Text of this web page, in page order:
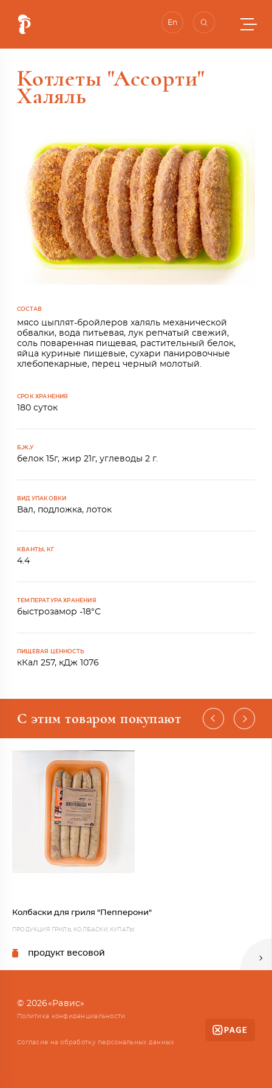
En
Котлеты "Ассорти"
Халяль
СОСТАВ
мясо цыплят-бройлеров халяль механической
обвалки, вода питьевая, лук репчатый свежий,
соль поваренная пищевая, растительный белок,
яйца куриные пищевые, сухари панировочные
хлебопекарные, перец черный молотый.
СРОК ХРАНЕНИЯ
180 суток
Б,Ж,У
белок 15г, жир 21г, углеводы 2 г.
ВИД УПАКОВКИ
Вал, подложка, лоток
КВАНТЫ, КГ
4.4
ТЕМПЕРАТУРА ХРАНЕНИЯ
быстрозамор -18°С
ПИЩЕВАЯ ЦЕННОСТЬ
кКал 257, кДж 1076
С этим товаром покупают
Колбаски для гриля "Пепперони"
ПРОДУКЦИЯ ГРИЛЬ, КОЛБАСКИ, КУПАТЫ
продукт весовой
© 2026«Равис»
Политика конфиденциальности
Согласие на обработку персональных данных